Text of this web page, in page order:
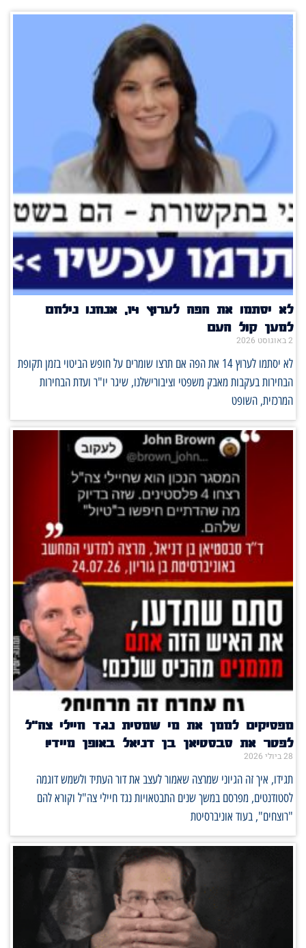
לא יסתמו את הפה לערוץ 14, אנחנו נילחם
למען קול העם
2 באוגוסט 2026
לא יסתמו לערוץ 14 את הפה אם תרצו שומרים על חופש הביטוי בזמן תקופת
הבחירות בעקבות מאבק משפטי וציבורישלנו, שיגר יו"ר ועדת הבחירות
המרכזית, השופט
מפסיקים לממן את מי שמסית נגד חיילי צה"ל
לפטר את סבסטיאן בן דניאל באופן מיידי!
28 ביולי 2026
תגידו, איך זה הגיוני שמרצה שאמור לעצב את דור העתיד ולשמש דוגמה
לסטודנטים, מפרסם במשך שנים התבטאויות נגד חיילי צה"ל וקורא להם
"רוצחים", בעוד אוניברסיטת